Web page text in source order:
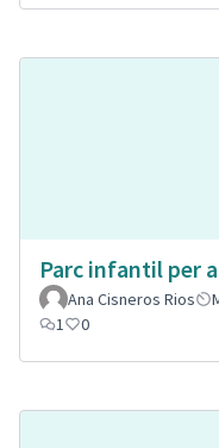
Parc infantil per
Ana Cisneros Rios
1
0